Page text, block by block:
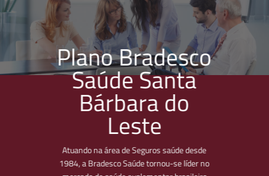
Plano Bradesco
Saúde Santa
Bárbara do
Leste
Atuando na área de Seguros saúde desde
1984, a Bradesco Saúde tornou-se líder no